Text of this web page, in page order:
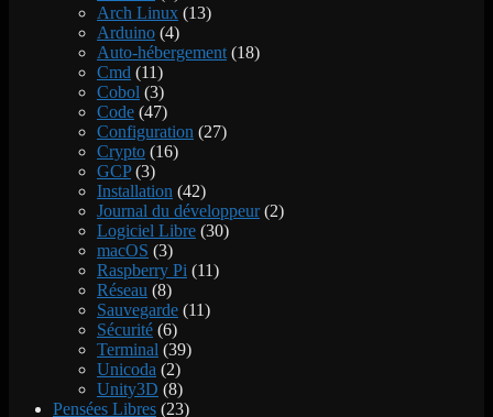
Arch Linux (13)
Arduino (4)
Auto-hébergement (18)
Cmd (11)
Cobol (3)
Code (47)
Configuration (27)
Crypto (16)
GCP(3)
Installation (42)
Journal du développeur(2)
Logiciel Libre (30)
macOS (3)
Raspberry Pi (11)
Réseau (8)
Sauvegarde (11)
Sécurité (6)
Terminal (39)
Unicoda (2)
Unity3D (8)
Pensées Libres (23)